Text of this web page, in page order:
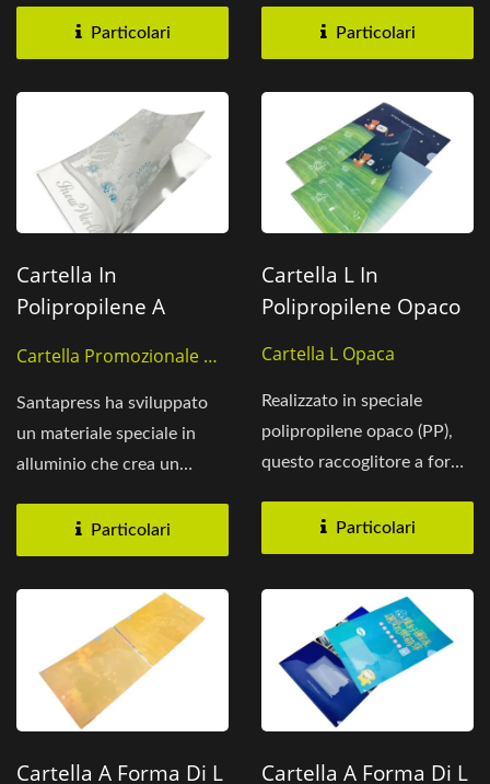
efficiente...Particolari
Particolari
Cartella In
Polipropilene A
Alluminio Argentato
Cartella Promozionale Da
Santapress ha sviluppato
un materiale speciale in
alluminio che crea un
accattivante....Particolari
Cartella L In
Polipropilene Opaco
Cartella L Opaca
Realizzato in speciale
polipropilene opaco (PP),
questo raccoglitore a forma
Particolari
Cartella A Forma Di L
Cartella A Forma Di L